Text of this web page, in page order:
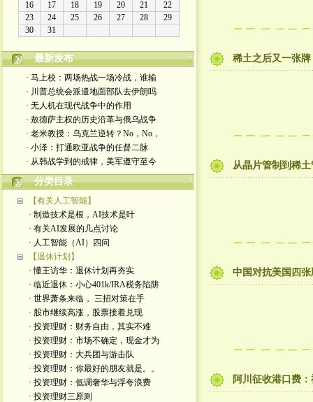
最新发布
· 马上校：两场热战一场冷战，谁输
· 川普总统会派遣地面部队去伊朗吗
· 无人机在现代战争中的作用
· 敖德萨主权的历史沿革与俄乌战争
· 老米教授：乌克兰逆转？No，No，
· 小泽：打通欧亚战争的任督二脉
· 从韩战学到的戒律，美军遵守至今
分类目录
【有关人工智能】
· 制造技术是根，AI技术是叶
· 有关AI发展的几点讨论
· 人工智能（AI）四问
【退休计划】
· 懂王访华：退休计划再夯实
· 临近退休：小心401k/IRA税务陷阱
· 世界萧条来临， 三招对策在手
· 股市继续高涨，股票接着兑现
· 投资理财：财务自由，其实不难
· 投资理财：市场不确定，现金才为
· 投资理财：大兵团与游击队
· 投资理财：你最好的朋友就是。。
· 投资理财：低调奢华与浮夸浪费
· 投资理财三原则
稀土之后又一张
从晶片管制到稀
中国对抗美国四
阿川征收港口费